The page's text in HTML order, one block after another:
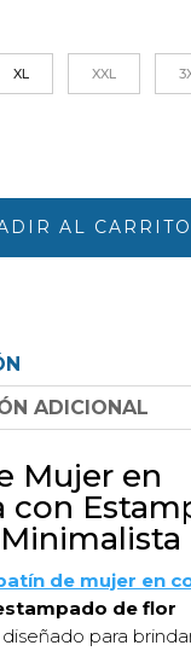
XL XXL
AL CARRITO
ADICIONAL
Mujer en
con
de mujer en
de flor
diseñado para